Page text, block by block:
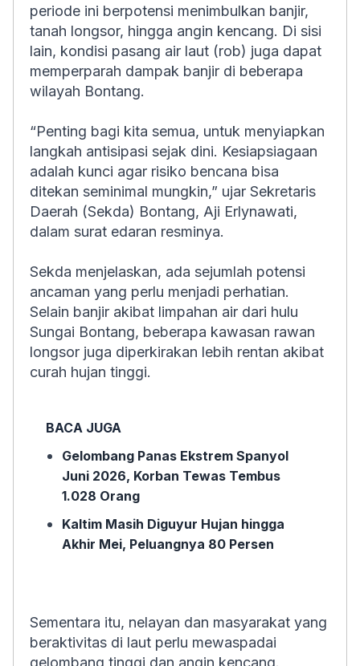
periode ini berpotensi menimbulkan banjir,
tanah longsor, hingga angin kencang. Di sisi
lain, kondisi pasang air laut (rob) juga dapat
memperparah dampak banjir di beberapa
wilayah Bontang.
“Penting bagi kita semua, untuk menyiapkan
langkah antisipasi sejak dini. Kesiapsiagaan
adalah kunci agar risiko bencana bisa
ditekan seminimal mungkin,” ujar Sekretaris
Daerah (Sekda) Bontang, Aji Erlynawati,
dalam surat edaran resminya.
Sekda menjelaskan, ada sejumlah potensi
ancaman yang perlu menjadi perhatian.
Selain banjir akibat limpahan air dari hulu
Sungai Bontang, beberapa kawasan rawan
longsor juga diperkirakan lebih rentan akibat
curah hujan tinggi.
BACA JUGA
Gelombang Panas Ekstrem Spanyol
Juni 2026, Korban Tewas Tembus
1.028 Orang
Kaltim Masih Diguyur Hujan hingga
Akhir Mei, Peluangnya 80 Persen
Sementara itu, nelayan dan masyarakat yang
beraktivitas di laut perlu mewaspadai
gelombang tinggi dan angin kencang.